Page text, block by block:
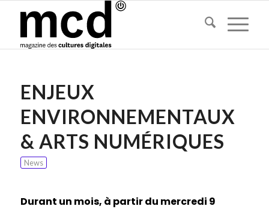
ENJEUX
ENVIRONNEMENTAUX
& ARTS NUMÉRIQUES
News
Durant un mois, à partir du mercredi 9